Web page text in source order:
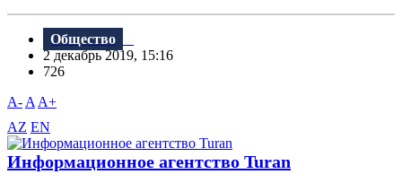
Общество
2 декабрь 2019, 15:16
726
A- A A+
AZ EN
Информационное агентство Turan